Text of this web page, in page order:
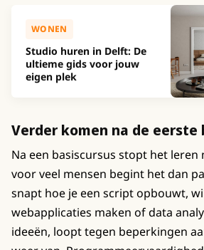
WONEN
Studio huren in Delft: De
ultieme gids voor jouw
eigen plek
Verder komen na de eerste
Na een basiscursus stopt het leren
voor veel mensen begint het dan
snapt hoe je een script opbouwt,
webapplicaties maken of data
ideeën, loopt tegen beperkingen